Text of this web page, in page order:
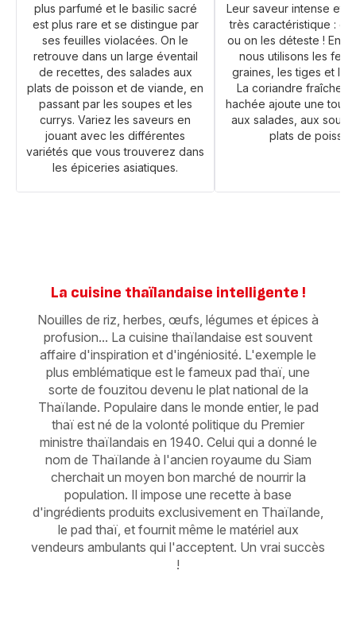
plus parfumé et le basilic sacré
est plus rare et se distingue par
ses feuilles violacées. On le
retrouve dans un large éventail
de recettes, des salades aux
plats de poisson et de viande, en
passant par les soupes et les
currys. Variez les saveurs en
jouant avec les différentes
variétés que vous trouverez dans
les épiceries asiatiques.
Leur saveur intense et
très caractéristique : on
ou on les déteste ! En
nous utilisons les
graines, les tiges et les
La coriandre fraîche
hachée ajoute une
aux salades, aux
plats de
La cuisine thaïlandaise intelligente !
Nouilles de riz, herbes, œufs, légumes et épices à
profusion... La cuisine thaïlandaise est souvent
affaire d'inspiration et d'ingéniosité. L'exemple le
plus emblématique est le fameux pad thaï, une
sorte de fouzitou devenu le plat national de la
Thaïlande. Populaire dans le monde entier, le pad
thaï est né de la volonté politique du Premier
ministre thaïlandais en 1940. Celui qui a donné le
nom de Thaïlande à l'ancien royaume du Siam
cherchait un moyen bon marché de nourrir la
population. Il impose une recette à base
d'ingrédients produits exclusivement en Thaïlande,
le pad thaï, et fournit même le matériel aux
vendeurs ambulants qui l'acceptent. Un vrai succès
!